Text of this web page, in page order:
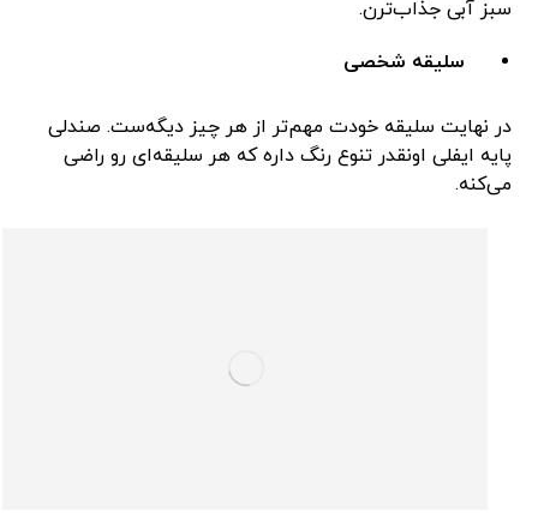
سبز آبی جذاب‌ترن.
سلیقه شخصی
در نهایت سلیقه خودت مهم‌تر از هر چیز دیگه‌ست. صندلی
پایه ایفلی اونقدر تنوع رنگ داره که هر سلیقه‌ای رو راضی
می‌کنه.